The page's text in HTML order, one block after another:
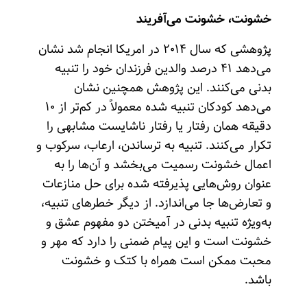
خشونت، خشونت می‌آفریند
پژوهشی که سال ۲۰۱۴ در امریکا انجام شد نشان
می‌دهد ۴۱ درصد والدین فرزندان خود را تنبیه
بدنی می‌کنند. این پژوهش همچنین نشان
می‌دهد کودکان تنبیه شده معمولاً در کم‌تر از ۱۰
دقیقه همان رفتار یا رفتار ناشایست مشابهی را
تکرار می‌کنند. تنبیه به ترساندن، ارعاب، سرکوب و
اعمال خشونت رسمیت می‌بخشد و آن‌ها را به
عنوان روش‌هایی پذیرفته شده برای حل منازعات
و تعارض‌ها جا می‌اندازد. از دیگر خطرهای تنبیه،
به‌ویژه تنبیه بدنی در آمیختن دو مفهوم عشق و
خشونت است و این پیام ضمنی را دارد که مهر و
محبت ممکن است همراه با کتک و خشونت
باشد.